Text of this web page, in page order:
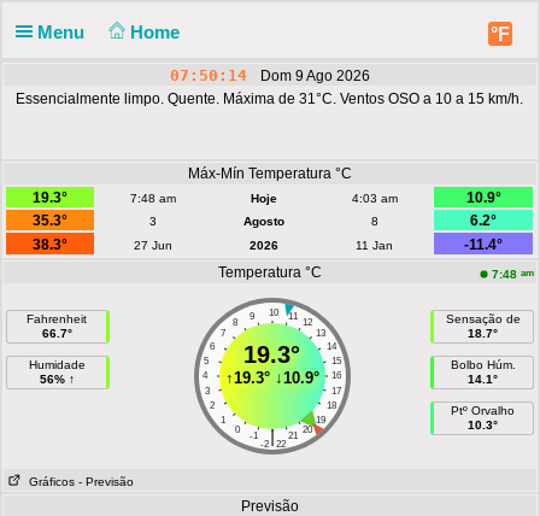
Menu Home °F
07:50:14
Dom 9 Ago 2026
Essencialmente limpo. Quente. Máxima de 31°C. Ventos OSO a 10 a 15 km/h.
Máx-Mín Temperatura °C
19.3°
7:48 am Hoje 4:03 am
10.9°
35.3°
3 Agosto 8
6.2°
38.3°
27 Jun 2026 11 Jan
-11.4°
Temperatura °C
7:48 am
Fahrenheit
66.7°
Humidade
56% ↑
10
9 11
8
12
7
13
6
14
5
15
4
16
3
17
2
18
1
19
0
20
-1 21
|
-2 22
19.3°
↑19.3°↓10.9°
Sensação de
18.7°
Bolbo Húm.
14.1°
Ptº Orvalho
10.3°
Gráficos - Previsão
Previsão